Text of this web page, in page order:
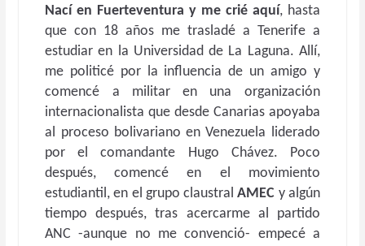
Nací en Fuerteventura y me crié aquí, hasta
que con 18 años me trasladé a Tenerife a
estudiar en la Universidad de La Laguna. Allí,
me politicé por la influencia de un amigo y
comencé a militar en una organización
internacionalista que desde Canarias apoyaba
al proceso bolivariano en Venezuela liderado
por el comandante Hugo Chávez. Poco
después, comencé en el movimiento
estudiantil, en el grupo claustralAMEC y algún
tiempo después, tras acercarme al partido
ANC -aunque no me convenció- empecé a